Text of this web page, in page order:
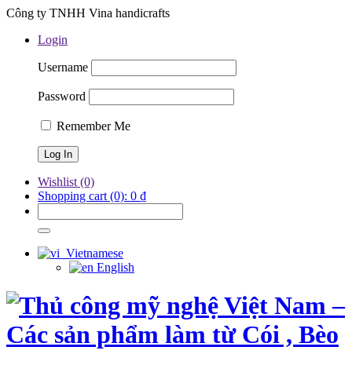
Công ty TNHH Vina handicrafts
Login
Username
Password
Remember Me
Wishlist (0)
Shopping cart (0): 0 ₫
Vietnamese
English